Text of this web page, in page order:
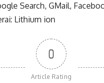
Search, GMail,
Lithium ion
0
Article Rating